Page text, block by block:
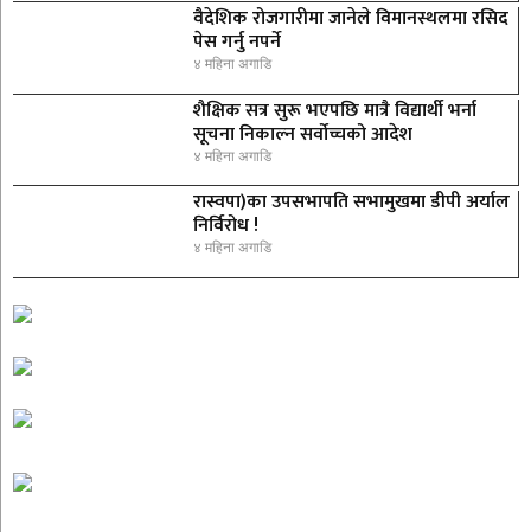
वैदेशिक रोजगारीमा जानेले विमानस्थलमा रसिद
पेस गर्नु नपर्ने
४ महिना अगाडि
शैक्षिक सत्र सुरू भएपछि मात्रै विद्यार्थी भर्ना
सूचना निकाल्न सर्वोच्चको आदेश
४ महिना अगाडि
रास्वपा)का उपसभापति सभामुखमा डीपी अर्याल
निर्विरोध !
४ महिना अगाडि